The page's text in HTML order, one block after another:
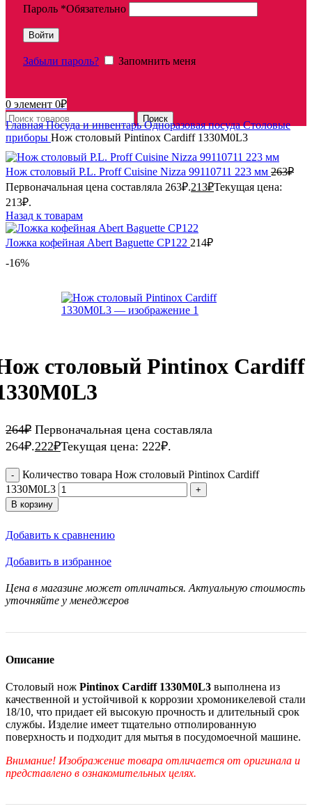
Пароль *Обязательно
Войти
Забыли пароль? Запомнить меня
0 элемент 0₽
Поиск
ГлавнаяПосуда и инвентарьОдноразовая посудаСтоловые
приборы Нож столовый Pintinox Cardiff 1330M0L3
Нож столовый P.L. Proff Cuisine Nizza 99110711 223 мм 263₽
Первоначальная цена составляла 263₽.213₽Текущая цена:
213₽.
Назад к товарам
Ложка кофейная Abert Baguette CP122 214₽
-16%
столовый Pintinox Cardiff
264₽ Первоначальная цена составляла
264₽.222₽Текущая цена: 222₽.
Количество товара Нож столовый Pintinox Cardiff
1330M0L3
В корзину
Добавить к сравнению
Добавить в избранное
Цена в магазине может отличаться. Актуальную стоимость
уточняйте у менеджеров
Описание
Столовый нож Pintinox Cardiff 1330M0L3 выполнена из
качественной и устойчивой к коррозии хромоникелевой стали
18/10, что придает ей высокую прочность и длительный срок
службы. Изделие имеет тщательно отполированную
поверхность и подходит для мытья в посудомоечной машине.
Внимание! Изображение товара отличается от оригинала и
представлено в ознакомительных целях.